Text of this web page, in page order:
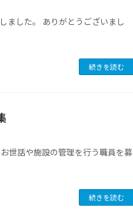
ました。 ありがとうございまし
続きを読む
世話や施設の管理を行う職員を募
続きを読む